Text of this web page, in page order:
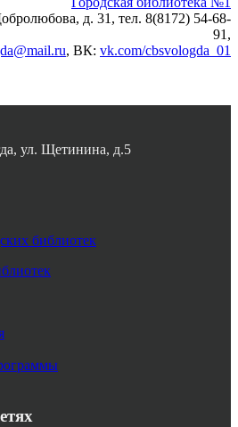
д. 31, тел. 8(8172) 54-68-
91,
, ВК: vk.com/cbsvologda_01
ул. Щетинина, д.5
библиотек